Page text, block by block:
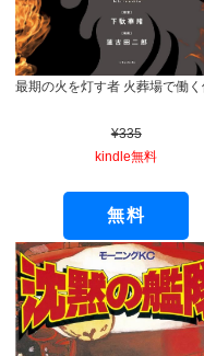
¥335
kindle無料
無料